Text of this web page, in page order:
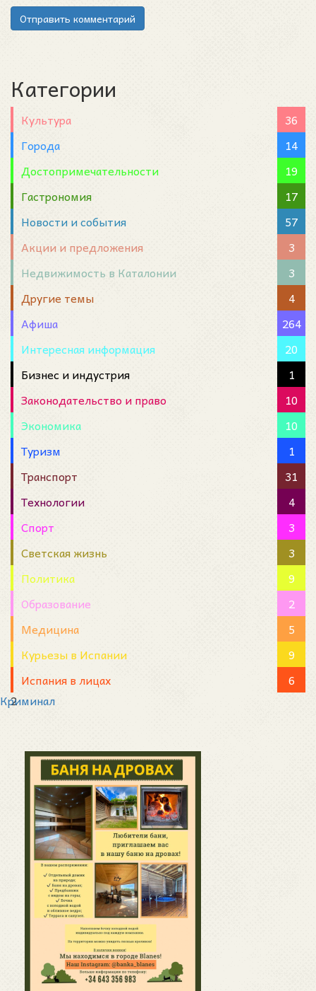
Отправить комментарий
Категории
Культура
36
Города
14
Достопримечательности
19
Гастрономия
17
Новости и события
57
Акции и предложения
3
Недвижимость в Каталонии
3
Другие темы
4
Афиша
264
Интересная информация
20
Бизнес и индустрия
1
Законодательство и право
10
Экономика
10
Туризм
1
Транспорт
31
Технологии
4
Спорт
3
Светская жизнь
3
Политика
9
Образование
2
Медицина
5
Курьезы в Испании
9
Испания в лицах
6
Криминал
2